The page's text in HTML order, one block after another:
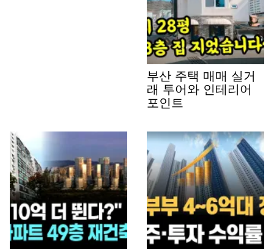
부산 주택 매매 실거
래 투어와 인테리어
포인트